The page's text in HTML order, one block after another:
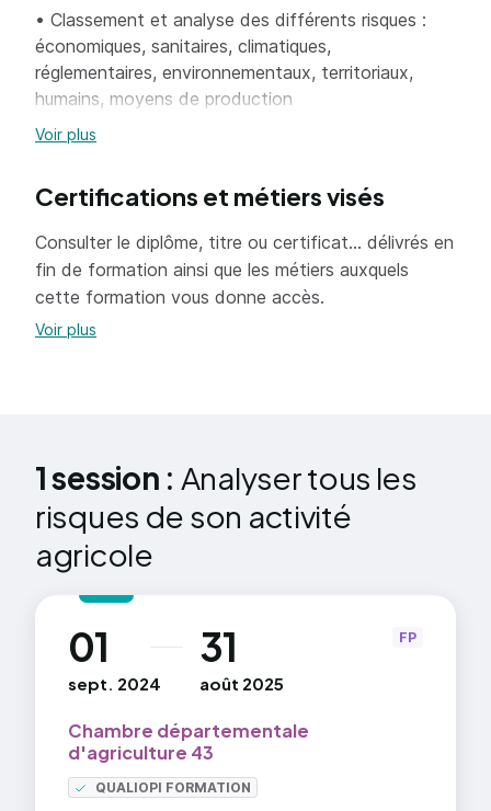
• Classement et analyse des différents risques :
économiques, sanitaires, climatiques,
réglementaires, environnementaux, territoriaux,
humains, moyens de production
• Comment les prévenir ?
économique, la non saturation des facteurs
humains.
• Travail personnel d’identification des risques
principaux pour son projet, analyse de la fréquence,
pertes potentielles, stratégie pour gérer ce risque.
• Identification pour chacun des objectifs de
Voir plus
Certifications et métiers visés
Consulter le diplôme, titre ou certificat... délivrés en
fin de formation ainsi que les métiers auxquels
cette formation vous donne accès.
Voir plus
1 session : Analyser tous les
risques de son activité
agricole
01
sept. 2024
au 31
août 2025
Chambre départementale
d'agriculture 43
QUALIOPI FORMATION
FP